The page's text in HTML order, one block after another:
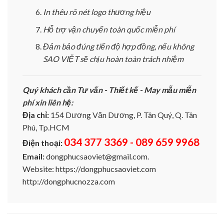
In thêu rõ nét logo thương hiệu
Hỗ trợ vận chuyển toàn quốc miễn phí
Đảm bảo đúng tiến độ hợp đồng, nếu không
SAO VIỆT sẽ chịu hoàn toàn trách nhiệm
Quý khách cần Tư vấn - Thiết kế - May mẫu miễn
phí xin liên hệ:
Địa chỉ: 154 Dương Văn Dương, P. Tân Quý, Q. Tân
Phú, Tp.HCM
Điện thoại: 034 377 3369 - 089 659 9968
Email:dongphucsaoviet@gmail.com.
Website: https://dongphucsaoviet.com
http://dongphucnozza.com